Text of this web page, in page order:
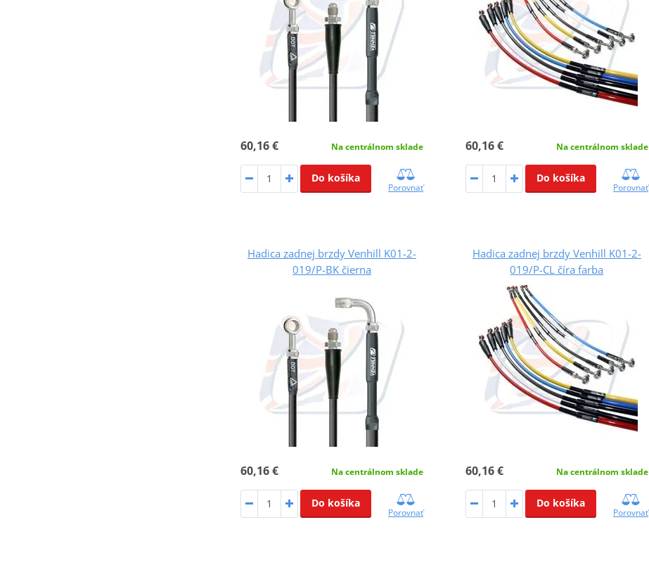
60,16 € Na centrálnom sklade
Do košíka
Porovnať
60,16 € Na centrálnom sklade
Do košíka
Porovnať
Hadica zadnej brzdy Venhill K01-2-
019/P-BK čierna
60,16 € Na centrálnom sklade
Do košíka
Porovnať
Hadica zadnej brzdy Venhill K01-2-
019/P-CL číra farba
60,16 € Na centrálnom sklade
Do košíka
Porovnať